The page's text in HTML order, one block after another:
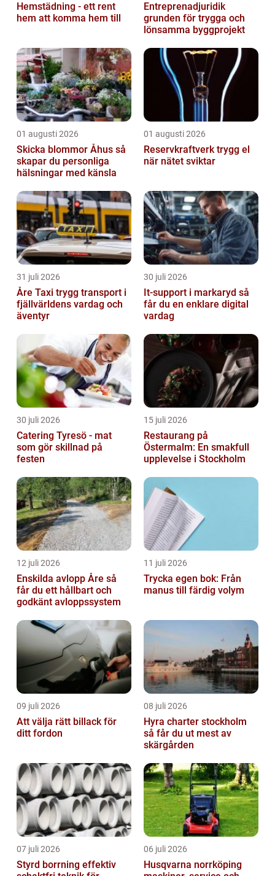
Hemstädning - ett rent
hem att komma hem till
Entreprenadjuridik
grunden för trygga och
lönsamma byggprojekt
01 augusti 2026
Skicka blommor Åhus så
skapar du personliga
hälsningar med känsla
01 augusti 2026
Reservkraftverk trygg el
när nätet sviktar
31 juli 2026
Åre Taxi trygg transport i
fjällvärldens vardag och
äventyr
30 juli 2026
It-support i markaryd så
får du en enklare digital
vardag
30 juli 2026
Catering Tyresö - mat
som gör skillnad på
festen
15 juli 2026
Restaurang på
Östermalm: En smakfull
upplevelse i Stockholm
12 juli 2026
Enskilda avlopp Åre så
får du ett hållbart och
godkänt avloppssystem
11 juli 2026
Trycka egen bok: Från
manus till färdig volym
09 juli 2026
Att välja rätt billack för
ditt fordon
08 juli 2026
Hyra charter stockholm
så får du ut mest av
skärgården
07 juli 2026
Styrd borrning effektiv
06 juli 2026
Husqvarna norrköping